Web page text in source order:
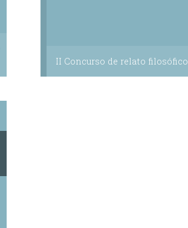
II Concurso de relato filosófico